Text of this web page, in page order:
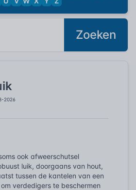
Zoeken
2026
ook afweerschutsel
luik, doorgaans van hout,
tussen de kantelen van een
verdedigers te beschermen